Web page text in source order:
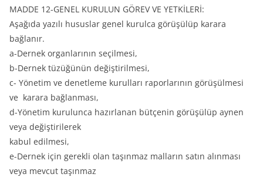
MADDE 12-GENEL KURULUN GÖREV VE YETKİLERİ:
Aşağıda yazılı hususlar genel kurulca görüşülüp karara
bağlanır.
a-Dernek organlarının seçilmesi,
b-Dernek tüzüğünün değiştirilmesi,
c- Yönetim ve denetleme kurulları raporlarının görüşülmesi
ve karara bağlanması,
d-Yönetim kurulunca hazırlanan bütçenin görüşülüp aynen
veya değiştirilerek
kabul edilmesi,
e-Dernek için gerekli olan taşınmaz malların satın alınması
veya mevcut taşınmaz